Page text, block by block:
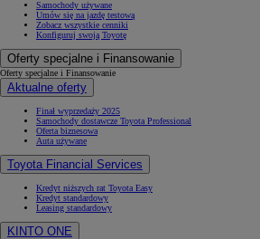
Samochody używane
Umów się na jazdę testową
Zobacz wszystkie cenniki
Konfiguruj swoją Toyotę
Oferty specjalne i Finansowanie
Oferty specjalne i Finansowanie
Aktualne oferty
Finał wyprzedaży 2025
Samochody dostawcze Toyota Professional
Oferta biznesowa
Auta używane
Toyota Financial Services
Kredyt niższych rat Toyota Easy
Kredyt standardowy
Leasing standardowy
KINTO ONE